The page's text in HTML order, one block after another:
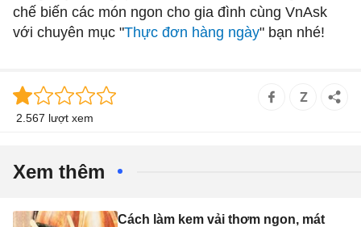
chế biến các món ngon cho gia đình cùng VnAsk
với chuyên mục "Thực đơn hàng ngày" bạn nhé!
2.567 lượt xem
Xem thêm
Cách làm kem vải thơm ngon, mát